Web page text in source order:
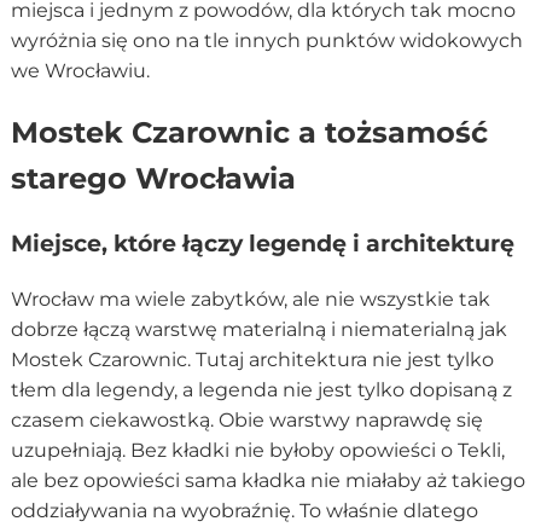
miejsca i jednym z powodów, dla których tak mocno
wyróżnia się ono na tle innych punktów widokowych
we Wrocławiu.
Mostek Czarownic a tożsamość
starego Wrocławia
Miejsce, które łączy legendę i architekturę
Wrocław ma wiele zabytków, ale nie wszystkie tak
dobrze łączą warstwę materialną i niematerialną jak
Mostek Czarownic. Tutaj architektura nie jest tylko
tłem dla legendy, a legenda nie jest tylko dopisaną z
czasem ciekawostką. Obie warstwy naprawdę się
uzupełniają. Bez kładki nie byłoby opowieści o Tekli,
ale bez opowieści sama kładka nie miałaby aż takiego
oddziaływania na wyobraźnię. To właśnie dlatego